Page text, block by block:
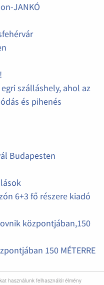
használunk felhasználói élmény
JANKÓ
szálláshely, ahol az
és pihenés
Budapesten
6+3 fő részere kiadó
központjában,150
150 MÉTERRE
Novalja városában